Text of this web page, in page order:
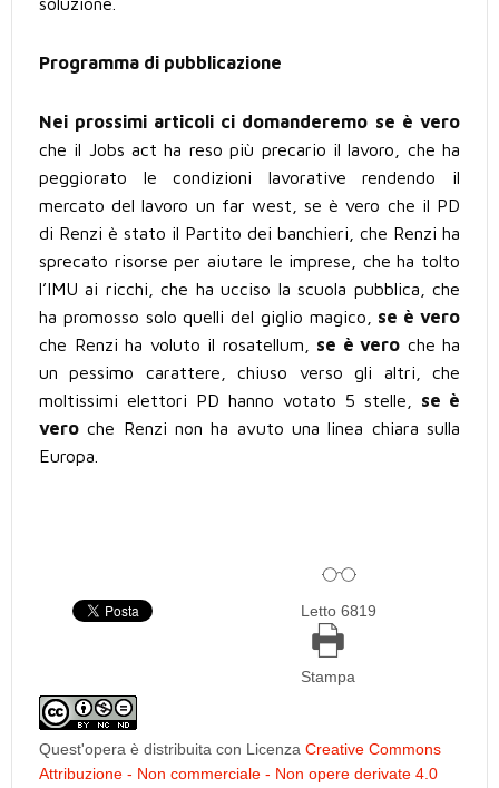
Programma di pubblicazione
Nei prossimi articoli ci domanderemo se è vero
che il Jobs act ha reso più precario il lavoro, che ha
peggiorato le condizioni lavorative rendendo il
mercato del lavoro un far west, se è vero che il PD
di Renzi è stato il Partito dei banchieri, che Renzi ha
sprecato risorse per aiutare le imprese, che ha tolto
l’IMU ai ricchi, che ha ucciso la scuola pubblica, che
ha promosso solo quelli del giglio magico, se è vero
che Renzi ha voluto il rosatellum, se è vero che ha
un pessimo carattere, chiuso verso gli altri, che
moltissimi elettori PD hanno votato 5 stelle, se è
vero che Renzi non ha avuto una linea chiara sulla
Europa.
Letto 6819
Stampa
Quest'opera è distribuita con Licenza Creative Commons
Attribuzione - Non commerciale - Non opere derivate 4.0